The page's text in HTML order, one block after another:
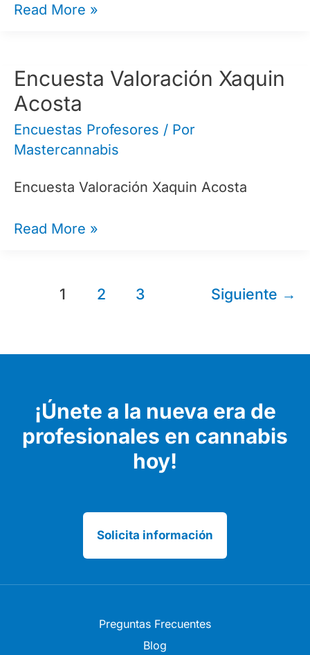
Encuesta
Fernandez
Read More »
Encuesta Valoración Xaquin
Acosta
Encuestas Profesores / Por
Mastercannabis
Encuesta Valoración Xaquin Acosta
Encuesta
Read More »
Paginación
1 2 3 Siguiente →
¡Únete a la nueva era de
profesionales en cannabis
hoy!
Solicita información
Preguntas Frecuentes
Blog